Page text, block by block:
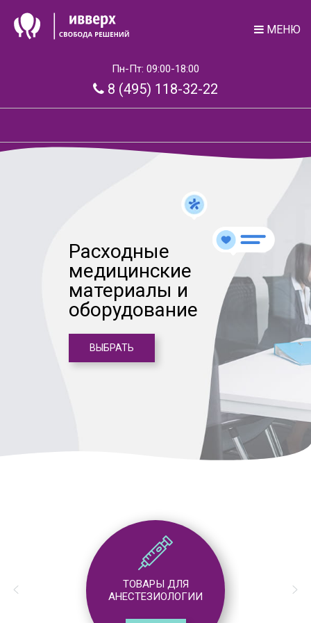
МЕНЮ
Пн-Пт: 09:00-18:00
8 (495) 118-32-22
Расходные
медицинские
материалы и
оборудование
ВЫБРАТЬ
ТОВАРЫ ДЛЯ
АНЕСТЕЗИОЛОГИИ